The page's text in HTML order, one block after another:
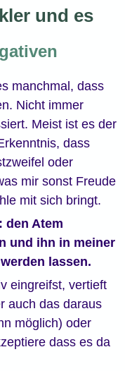
und es
manchmal, dass
Nicht immer
Meist ist es der
dass
oder
mir sonst Freude
mit sich bringt.
den Atem
und ihn in meiner
lassen.
eingreifst, vertieft
auch das daraus
möglich) oder
dass es da